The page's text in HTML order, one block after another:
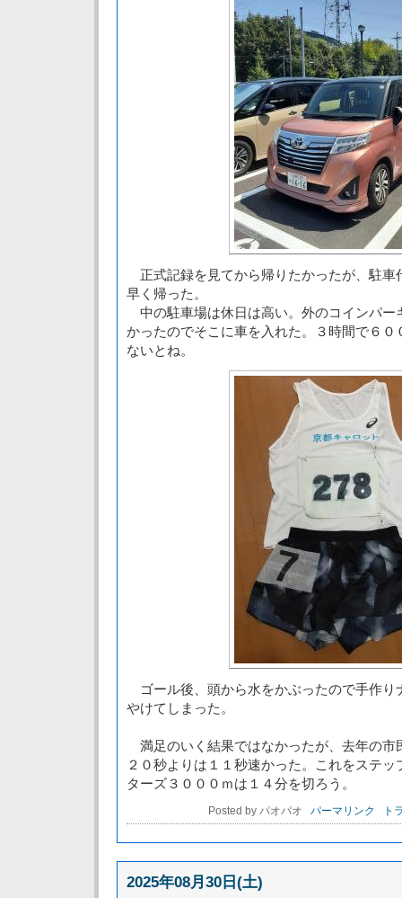
正式記録を見てから帰りたかったが、駐車
早く帰った。
中の駐車場は休日は高い。外のコインパー
かったのでそこに車を入れた。３時間で６０
ないとね。
ゴール後、頭から水をかぶったので手作り
やけてしまった。
満足のいく結果ではなかったが、去年の市
２０秒よりは１１秒速かった。これをステ
ターズ３０００ｍは１４分を切ろう。
Posted by パオパオ パーマリンク ト
2025年08月30日(土)